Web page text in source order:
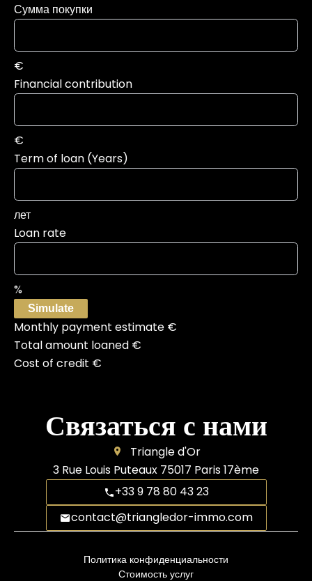
Сумма покупки
€
Financial contribution
€
Term of loan (Years)
лет
Loan rate
%
Simulate
Monthly payment estimate €
Total amount loaned €
Cost of credit €
Связаться с нами
Triangle d'Or
3 Rue Louis Puteaux 75017 Paris 17ème
+33 9 78 80 43 23
contact@triangledor-immo.com
Политика конфиденциальности
Стоимость услуг